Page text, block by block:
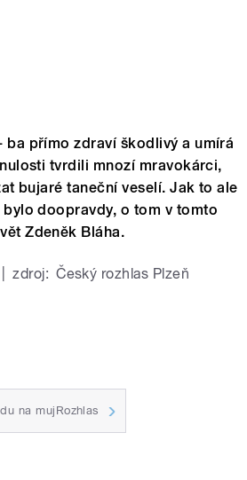
ba přímo zdraví škodlivý a umírá
tvrdili mnozí mravokárci,
bujaré taneční veselí. Jak to ale
doopravdy, o tom v tomto
Zdeněk Bláha.
zdroj: Český rozhlas Plzeň
na mujRozhlas